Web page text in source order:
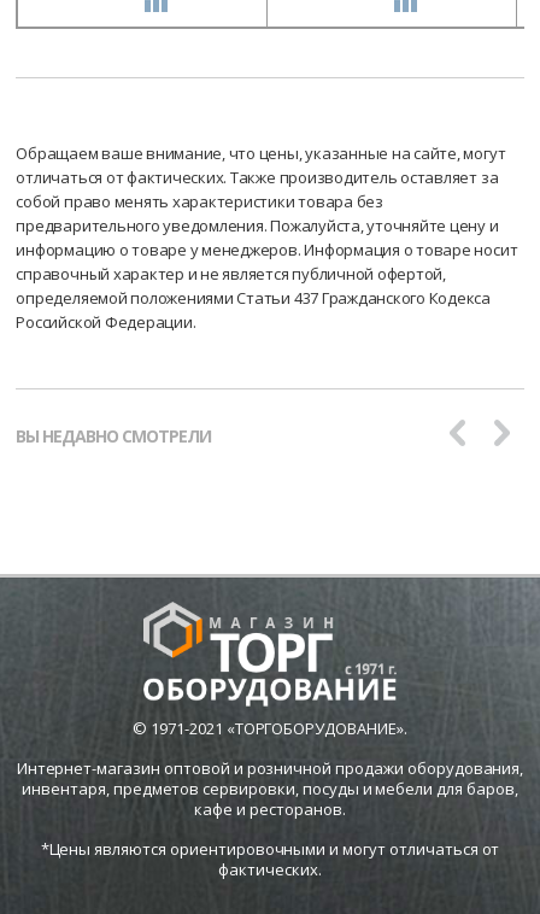
Обращаем ваше внимание, что цены, указанные на сайте, могут
отличаться от фактических. Также производитель оставляет за
собой право менять характеристики товара без
предварительного уведомления. Пожалуйста, уточняйте цену и
информацию о товаре у менеджеров. Информация о товаре носит
справочный характер и не является публичной офертой,
определяемой положениями Статьи 437 Гражданского Кодекса
Российской Федерации.
ВЫ НЕДАВНО СМОТРЕЛИ
© 1971-2021 «ТОРГОБОРУДОВАНИЕ».
Интернет-магазин оптовой и розничной продажи оборудования,
инвентаря, предметов сервировки, посуды и мебели для баров,
кафе и ресторанов.
*Цены являются ориентировочными и могут отличаться от
фактических.